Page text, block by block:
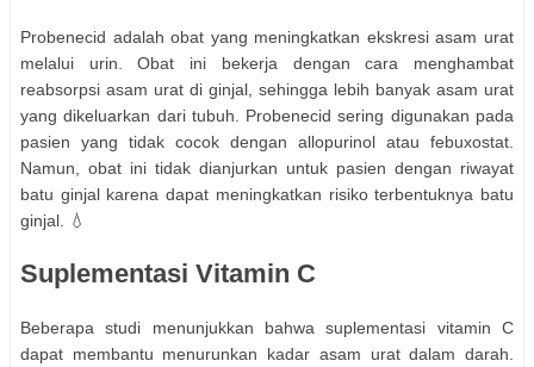
Probenecid adalah obat yang meningkatkan ekskresi asam urat
melalui urin. Obat ini bekerja dengan cara menghambat
reabsorpsi asam urat di ginjal, sehingga lebih banyak asam urat
yang dikeluarkan dari tubuh. Probenecid sering digunakan pada
pasien yang tidak cocok dengan allopurinol atau febuxostat.
Namun, obat ini tidak dianjurkan untuk pasien dengan riwayat
batu ginjal karena dapat meningkatkan risiko terbentuknya batu
ginjal. 💧
Suplementasi Vitamin C
Beberapa studi menunjukkan bahwa suplementasi vitamin C
dapat membantu menurunkan kadar asam urat dalam darah.